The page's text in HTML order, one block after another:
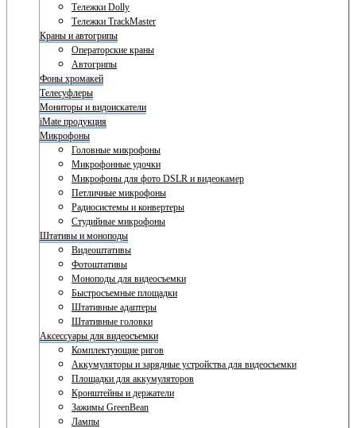
Тележки Dolly
Тележки TrackMaster
Краны и автогрипы
Операторские краны
Автогрипы
Фоны хромакей
Телесуфлеры
Мониторы и видоискатели
iMate продукция
Микрофоны
Головные микрофоны
Микрофонные удочки
Микрофоны для фото DSLR и видеокамер
Петличные микрофоны
Радиосистемы и конвертеры
Студийные микрофоны
Штативы и моноподы
Видеоштативы
Фотоштативы
Моноподы для видеосъемки
Быстросъемные площадки
Штативные адаптеры
Штативные головки
Аксессуары для видеосъемки
Комплектующие ригов
Аккумуляторы и зарядные устройства для видеосъемки
Площадки для аккумуляторов
Кронштейны и держатели
Зажимы GreenBean
Лампы